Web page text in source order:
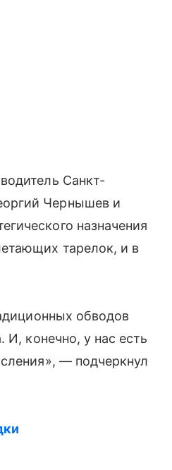
Санкт-
Чернышев и
назначения
тарелок, и в
обводов
И, конечно, у нас есть
— подчеркнул